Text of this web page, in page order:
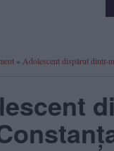
» Adolescent dispărut dintr-